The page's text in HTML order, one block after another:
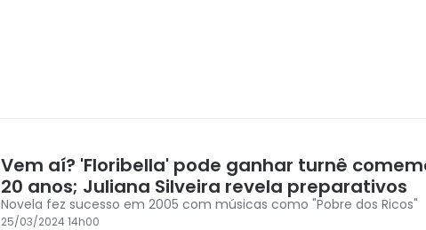
Vem aí? 'Floribella' pode ganhar turnê
20 anos; Juliana Silveira revela preparativos
Novela fez sucesso em 2005 com músicas como "Pobre dos Ricos"
25/03/2024 14h00